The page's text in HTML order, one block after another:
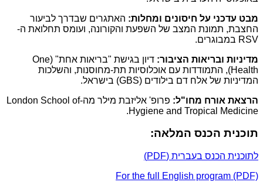
מבט עדכני על חיסונים ומחלות: האתגרים שבדרך לביעור
החצבת, תמונת המצב של השפעת והקורונה, ועומס תחלואת ה-
RSV במבוגרים.
מדיניות ובריאות הציבור:
דיון בגישת "בריאות אחת" (One
Health), התמודדות עם אוכלוסיות תת-מחוסנות, והשלכות
המדיניות של אלח דם בילודים (GBS) בישראל.
הרצאת אורח מחו"ל:
פרופ' אליזבת מילר מה-London School of
Hygiene and Tropical Medicine.
תוכנית הכנס המלאה:
לתוכנית הכנס בעברית (PDF)
For the full English program (PDF)